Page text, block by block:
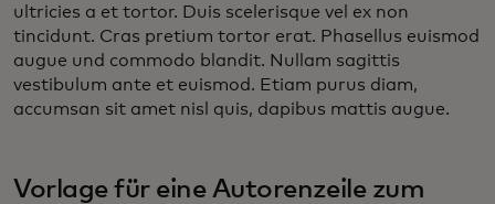
ultricies a et tortor. Duis scelerisque vel ex non
tincidunt. Cras pretium tortor erat. Phasellus euismod
augue und commodo blandit. Nullam sagittis
vestibulum ante et euismod. Etiam purus diam,
accumsan sit amet nisl quis, dapibus mattis augue.
Vorlage für eine Autorenzeile zum